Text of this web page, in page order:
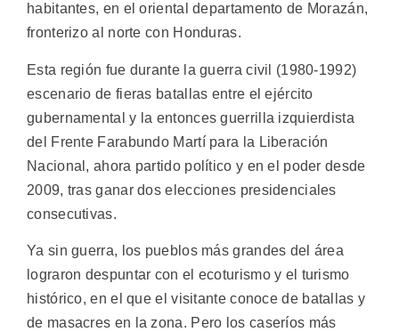
habitantes, en el oriental departamento de Morazán,
fronterizo al norte con Honduras.
Esta región fue durante la guerra civil (1980-1992)
escenario de fieras batallas entre el ejército
gubernamental y la entonces guerrilla izquierdista
del Frente Farabundo Martí para la Liberación
Nacional, ahora partido político y en el poder desde
2009, tras ganar dos elecciones presidenciales
consecutivas.
Ya sin guerra, los pueblos más grandes del área
lograron despuntar con el ecoturismo y el turismo
histórico, en el que el visitante conoce de batallas y
de masacres en la zona. Pero los caseríos más